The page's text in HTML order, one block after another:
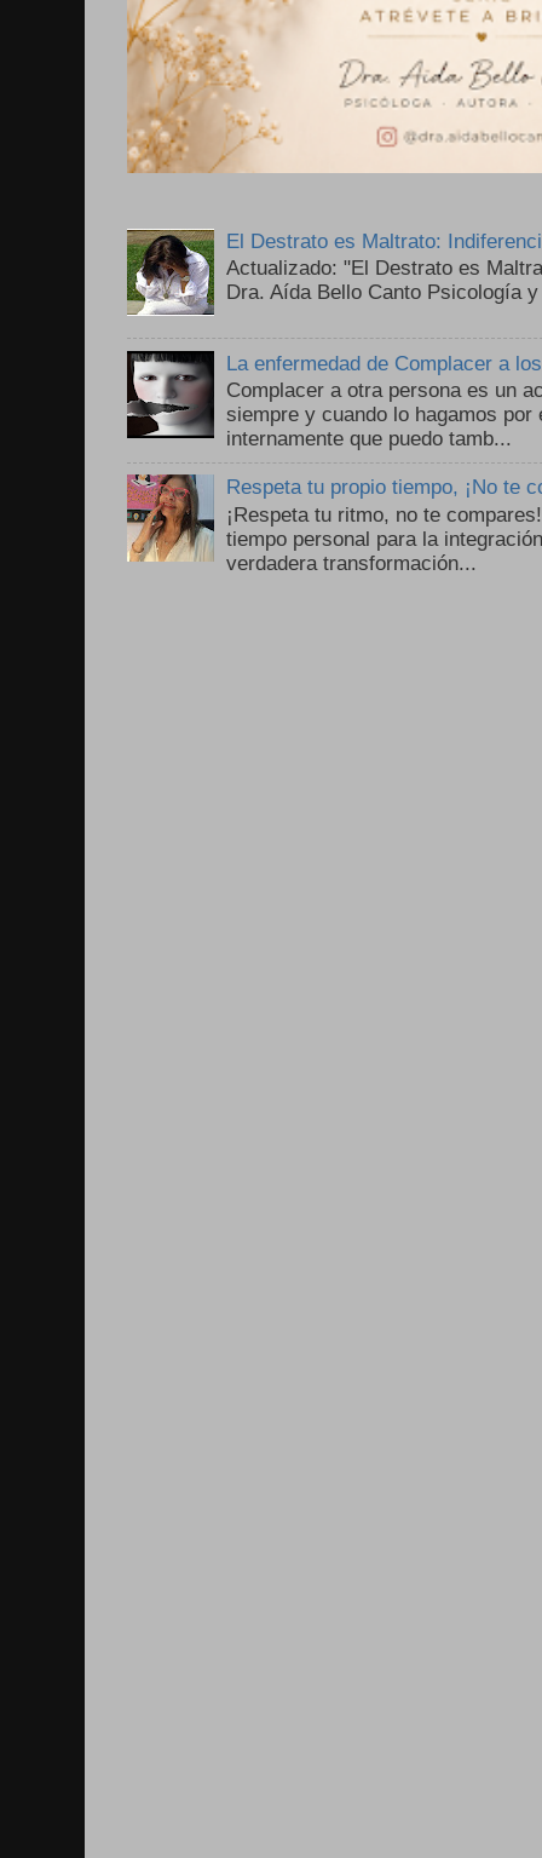
El Destrato es Maltrato:
Actualizado: "El Destrato es
Dra. Aída Bello Canto Psicología
La enfermedad de Complacer a
Complacer a otra persona es un
siempre y cuando lo hagamos por
internamente que puedo tamb...
Respeta tu propio tiempo, ¡No te
¡Respeta tu ritmo, no te
tiempo personal para la
verdadera transformación...